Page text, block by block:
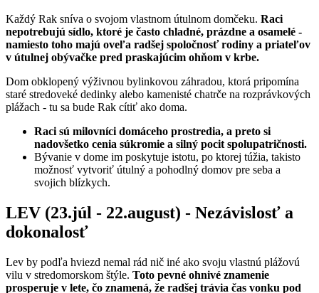
Každý Rak sníva o svojom vlastnom útulnom domčeku. Raci
nepotrebujú sídlo, ktoré je často chladné, prázdne a osamelé -
namiesto toho majú oveľa radšej spoločnosť rodiny a priateľov
v útulnej obývačke pred praskajúcim ohňom v krbe.
Dom obklopený výživnou bylinkovou záhradou, ktorá pripomína
staré stredoveké dedinky alebo kamenisté chatrče na rozprávkových
plážach - tu sa bude Rak cítiť ako doma.
Raci sú milovníci domáceho prostredia, a preto si
nadovšetko cenia súkromie a silný pocit spolupatričnosti.
Bývanie v dome im poskytuje istotu, po ktorej túžia, takisto
možnosť vytvoriť útulný a pohodlný domov pre seba a
svojich blízkych.
LEV (23.júl - 22.august) - Nezávislosť a
dokonalosť
Lev by podľa hviezd nemal rád nič iné ako svoju vlastnú plážovú
vilu v stredomorskom štýle. Toto pevné ohnivé znamenie
prosperuje v lete, čo znamená, že radšej trávia čas vonku pod